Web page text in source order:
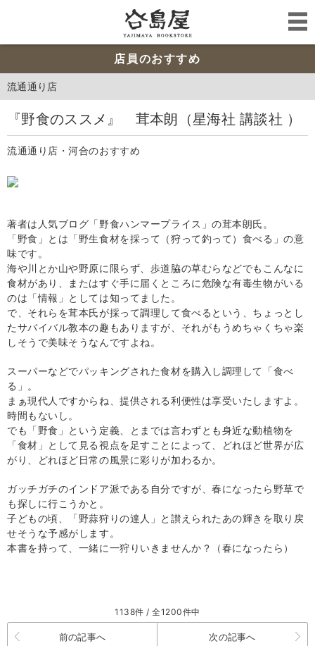
店員のおすすめ
流通通り店
『野食のススメ』 茸本朗（星海社 講談社 ）
流通通り店・河合のおすすめ
著者は人気ブログ「野食ハンマープライス」の茸本朗氏。
「野食」とは「野生食材を採って（狩って釣って）食べる」の意
味です。
海や川とか山や野原に限らず、歩道脇の草むらなどでもこんなに
食材があり、またはすぐ手に届くところに危険な有毒生物がいる
のは「情報」としては知ってました。
で、それらを茸本氏が採って調理して食べるという、ちょっとし
たサバイバル教本の趣もありますが、それがもうめちゃくちゃ楽
しそうで美味そうなんですよね。
スーパーなどでパッキングされた食材を購入し調理して「食べ
る」。
まぁ現代人ですからね、提供される利便性は享受いたしますよ。
時間もないし。
でも「野食」という定義、とまでは言わずとも身近な動植物を
「食材」として見る視点を足すことによって、どれほど世界が広
がり、どれほど日常の風景に彩りが加わるか。
ガッチガチのインドア派である自分ですが、春になったら野草で
も探しに行こうかと。
子どもの頃、「野蒜狩りの達人」と讃えられたあの輝きを取り戻
せそうな予感がします。
本書を持って、一緒に一狩りいきませんか？（春になったら）
1138件 / 全1200件中
前の記事へ 次の記事へ